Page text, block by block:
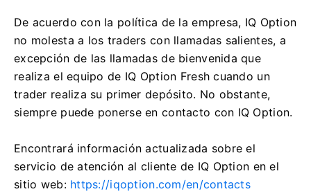
De acuerdo con la política de la empresa, IQ Option
no molesta a los traders con llamadas salientes, a
excepción de las llamadas de bienvenida que
realiza el equipo de IQ Option Fresh cuando un
trader realiza su primer depósito. No obstante,
siempre puede ponerse en contacto con IQ Option.
Encontrará información actualizada sobre el
servicio de atención al cliente de IQ Option en el
sitio web: https://iqoption.com/en/contacts